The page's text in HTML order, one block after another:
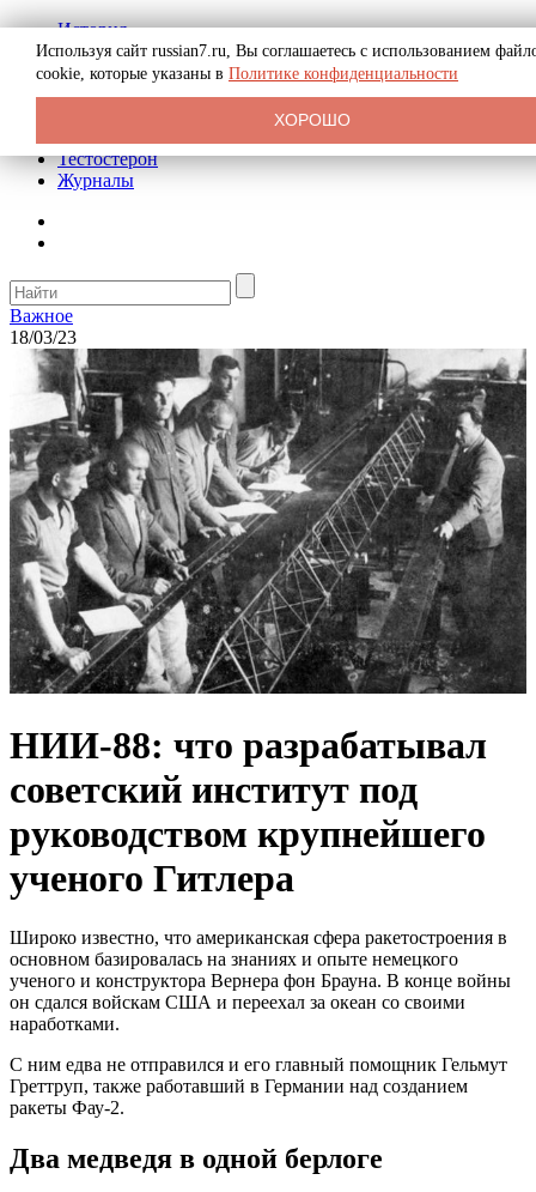
История
Биография
Криминал
Реклама на сайте
Тестостерон
Журналы
Важное
18/03/23
НИИ-88: что разрабатывал
советский институт под
руководством крупнейшего
ученого Гитлера
Широко известно, что американская сфера ракетостроения в
основном базировалась на знаниях и опыте немецкого
ученого и конструктора Вернера фон Брауна. В конце войны
он сдался войскам США и переехал за океан со своими
наработками.
С ним едва не отправился и его главный помощник Гельмут
Греттруп, также работавший в Германии над созданием
ракеты Фау-2.
Два медведя в одной берлоге
Используя сайт russian7.ru, Вы соглашаетесь с использованием
cookie, которые указаны в Политике конфиденциальности
ХОРОШО